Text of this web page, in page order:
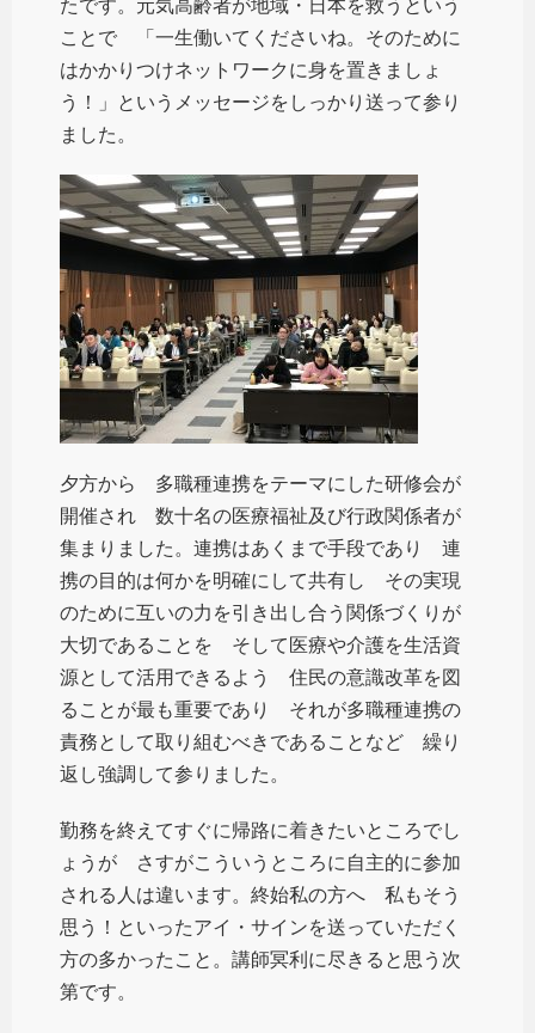
たです。元気高齢者が地域・日本を救うという
ことで 「一生働いてくださいね。そのために
はかかりつけネットワークに身を置きましょ
う！」というメッセージをしっかり送って参り
ました。
夕方から 多職種連携をテーマにした研修会が
開催され 数十名の医療福祉及び行政関係者が
集まりました。連携はあくまで手段であり 連
携の目的は何かを明確にして共有し その実現
のために互いの力を引き出し合う関係づくりが
大切であることを そして医療や介護を生活資
源として活用できるよう 住民の意識改革を図
ることが最も重要であり それが多職種連携の
責務として取り組むべきであることなど 繰り
返し強調して参りました。
勤務を終えてすぐに帰路に着きたいところでし
ょうが さすがこういうところに自主的に参加
される人は違います。終始私の方へ 私もそう
思う！といったアイ・サインを送っていただく
方の多かったこと。講師冥利に尽きると思う次
第です。